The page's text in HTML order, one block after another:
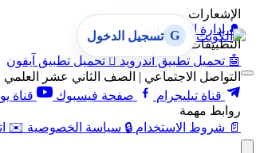
الإشعارات
🔔 إدارة الإشعارات
التطبيقات
🤖 تحميل تطبيق أندرويد  تحميل تطبيق آيفون
التواصل الاجتماعي | الصف الثاني عشر العلمي
قناة تيليجرام
صفحة فيسبوك قناة
روابط مهمة
📄 شروط الاستخدام 🔒 سياسة الخصوصية ✉️
G تسجيل الدخول